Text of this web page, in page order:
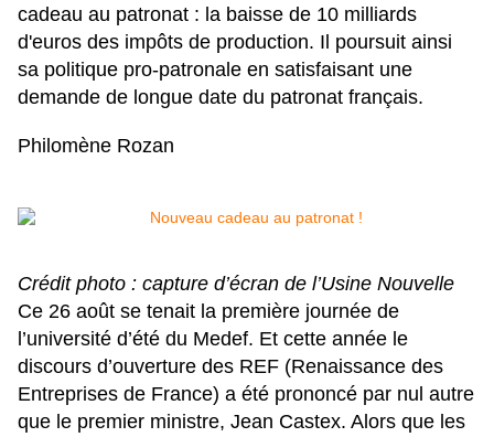
cadeau au patronat : la baisse de 10 milliards
d'euros des impôts de production. Il poursuit ainsi
sa politique pro-patronale en satisfaisant une
demande de longue date du patronat français.
Philomène Rozan
Crédit photo : capture d’écran de l’Usine Nouvelle
Ce 26 août se tenait la première journée de
l’université d’été du Medef. Et cette année le
discours d’ouverture des REF (Renaissance des
Entreprises de France) a été prononcé par nul autre
que le premier ministre, Jean Castex. Alors que les